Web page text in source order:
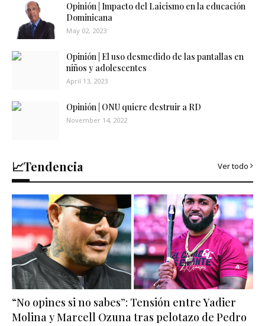
Opinión | Impacto del Laicismo en la educación
Dominicana
May 02, 2023
Opinión | El uso desmedido de las pantallas en
niños y adolescentes
April 13, 2023
Opinión | ONU quiere destruir a RD
November 14, 2022
📈Tendencia Ver todo
“No opines si no sabes”: Tensión entre Yadier
Molina y Marcell Ozuna tras pelotazo de Pedro